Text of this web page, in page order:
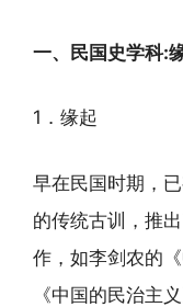
一、民国史学科:
1．缘起
早在民国时期，
的传统古训，推
作，如李剑农的
《中国的民治主